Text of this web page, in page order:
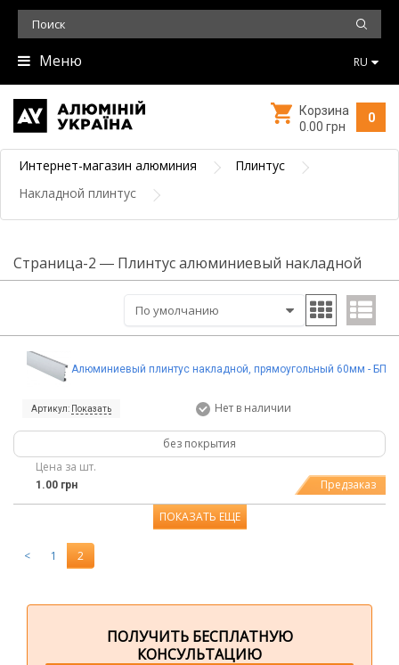
Меню RU
0
Корзина
0.00 грн
Интернет-магазин алюминия
Плинтус
Накладной плинтус
Страница-2 ― Плинтус алюминиевый накладной
Алюминиевый плинтус накладной, прямоугольный 60мм - БП
Артикул: Показать Нет в наличии
без покрытия
Цена за шт.
1.00 грн Предзаказ
ПОКАЗАТЬ ЕЩЕ
< 1 2
ПОЛУЧИТЬ БЕСПЛАТНУЮ
КОНСУЛЬТАЦИЮ